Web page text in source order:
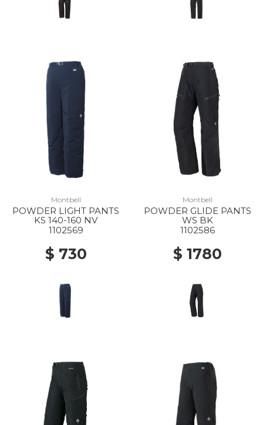
Montbell
POWDER LIGHT PANTS
KS 140-160 NV
1102569
$ 730
Montbell
POWDER GLIDE PANTS
WS BK
1102586
$ 1780